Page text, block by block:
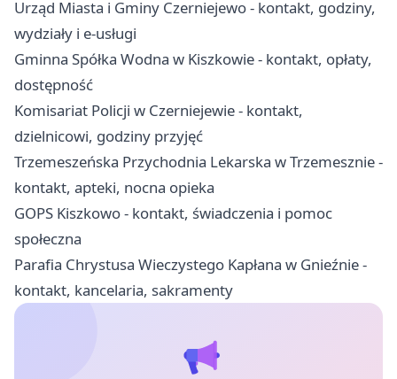
Urząd Miasta i Gminy Czerniejewo - kontakt, godziny,
wydziały i e-usługi
Gminna Spółka Wodna w Kiszkowie - kontakt, opłaty,
dostępność
Komisariat Policji w Czerniejewie - kontakt,
dzielnicowi, godziny przyjęć
Trzemeszeńska Przychodnia Lekarska w Trzemesznie -
kontakt, apteki, nocna opieka
GOPS Kiszkowo - kontakt, świadczenia i pomoc
społeczna
Parafia Chrystusa Wieczystego Kapłana w Gnieźnie -
kontakt, kancelaria, sakramenty